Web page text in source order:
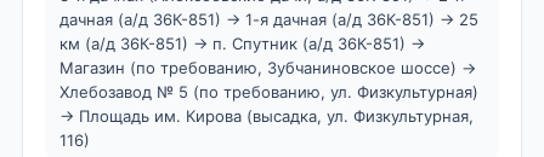
дачная (а/д 36К-851) → 1-я дачная (а/д 36К-851) → 25
км (а/д 36К-851) → п. Спутник (а/д 36К-851) →
Магазин (по требованию, Зубчаниновское шоссе) →
Хлебозавод № 5 (по требованию, ул. Физкультурная)
→ Площадь им. Кирова (высадка, ул. Физкультурная,
116)